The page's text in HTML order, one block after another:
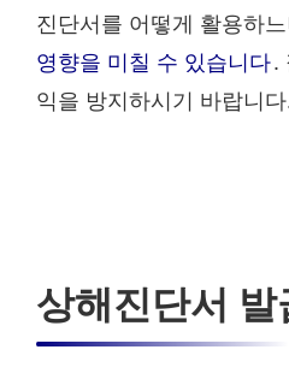
진단서를 어떻게 활용하
영향을 미칠 수 있습니다.
익을 방지하시기 바랍니
상해진단서 발